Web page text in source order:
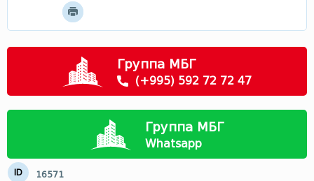
Мцхета - Мтианети
Самцхе - Джавахети
Лечхуми
Группа МБГ
(+995) 592 72 72 47
Группа МБГ
Whatsapp
ID 16571